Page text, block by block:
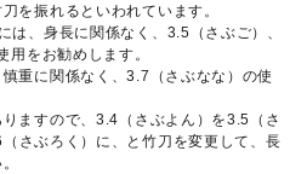
を振れるといわれています。
は、身長に関係なく、3.5（さぶご）、
用をお勧めします。
重に関係なく、3.7（さぶなな）の使
ますので、3.4（さぶよん）を3.5（さ
さぶろく）に、と竹刀を変更して、長